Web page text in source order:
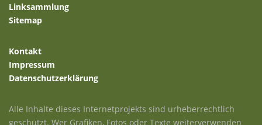
Linksammlung
Sitemap
Kontakt
Impressum
Datenschutzerklärung
Alle Inhalte dieses Internetprojekts sind urheberrechtlich
geschützt. Wer Grafiken, Fotos oder Texte weiterverwenden